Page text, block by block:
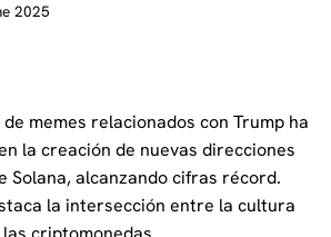
2025
memes relacionados con Trump ha
la creación de nuevas direcciones
Solana, alcanzando cifras récord.
la intersección entre la cultura